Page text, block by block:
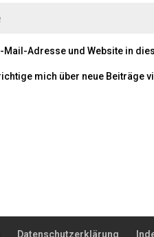
Mail-Adresse und Website in
mich über neue Beiträge
Datenschutzerklärung